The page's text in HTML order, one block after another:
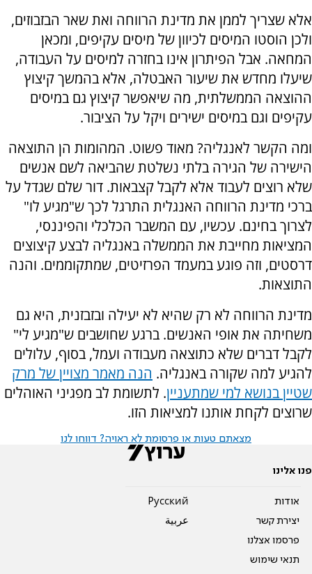
אלא שצריך לממן את מדינת הרווחה ואת שאר הבזבוזים,
ולכן הוסטו המיסים לכיוון של מיסים עקיפים, ומכאן
המחאה. אבל הפיתרון אינו בחזרה למיסים על העבודה,
שיעלו מחדש את שיעור האבטלה, אלא בהמשך קיצוץ
ההוצאה הממשלתית, מה שיאפשר קיצוץ גם במיסים
עקיפים וגם במיסים ישירים ויקל על הציבור.
ומה הקשר לאנגליה? מאוד פשוט. המהומות הן התוצאה
הישירה של הגירה בלתי נשלטת שהביאה לשם אנשים
שלא רוצים לעבוד אלא לקבל קצבאות. דור שלם שגדל על
ברכי מדינת הרווחה האנגלית התרגל לכך ש"מגיע לו"
לצרוך בחינם. עכשיו, עם המשבר הכלכלי והפיננסי,
המציאות מחייבת את הממשלה באנגליה לבצע קיצוצים
דרסטים, וזה פוגע במעמד הפרזיטים, שמתקוממים. והנה
התוצאות.
מדינת הרווחה לא רק שהיא לא יעילה ובזבזנית, היא גם
משחיתה את אופי האנשים. ברגע שחושבים ש"מגיע לי"
לקבל דברים שלא כתוצאה מעבודה ועמל, בסוף, עלולים
להגיע למה שקורה באנגליה. הנה מאמר מצויין של מרק
שטיין בנושא למי שמתעניין. לתשומת לב מפגיני האוהלים
שרוצים לקחת אותנו למציאות הזו.
מצאתם טעות או פרסומת לא ראויה? דווחו לנו
פנו אלינו
אודות
יצירת קשר
פרסמו אצלנו
תנאי שימוש
Pусский
عربية